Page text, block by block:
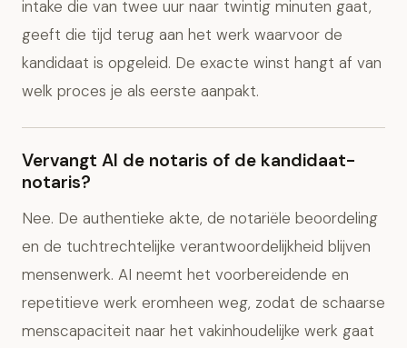
intake die van twee uur naar twintig minuten gaat,
geeft die tijd terug aan het werk waarvoor de
kandidaat is opgeleid. De exacte winst hangt af van
welk proces je als eerste aanpakt.
Vervangt AI de notaris of de kandidaat-
notaris?
Nee. De authentieke akte, de notariële beoordeling
en de tuchtrechtelijke verantwoordelijkheid blijven
mensenwerk. AI neemt het voorbereidende en
repetitieve werk eromheen weg, zodat de schaarse
menscapaciteit naar het vakinhoudelijke werk gaat